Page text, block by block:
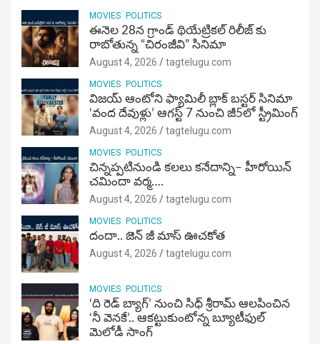
MOVIES POLITICS
ఈనెల 28న గ్రాండ్ థియేట్రికల్ రిలీజ్ కు
రాబోతున్న “చిరంజీవి” సినిమా
August 4, 2026 tagtelugu.com
MOVIES POLITICS
విజ‌య్ ఆంటోని ఫ్యామిలీ బ్లాక్ బ‌స్ట‌ర్‌ సినిమా
‘వంద దేవుళ్లు’ ఆగస్ట్ 7 నుంచి జీ5లో స్ట్రీమింగ్
August 4, 2026 tagtelugu.com
MOVIES POLITICS
చిన్నప్పటినుండి కలలు కనేదాన్ని– హీరోయిన్‌
చమిందా వర్మ….
August 4, 2026 tagtelugu.com
MOVIES POLITICS
దందా.. జెన్ జీ మాస్ ఊచకోత
August 4, 2026 tagtelugu.com
MOVIES POLITICS
‘ది రెడ్ బ్యాగ్’ నుంచి సిధ్ శ్రీరామ్ ఆలపించిన
‘నీ వెనకే’.. ఆకట్టుకుంటోన్న బ్యూటీఫుల్
మెలోడీ సాంగ్